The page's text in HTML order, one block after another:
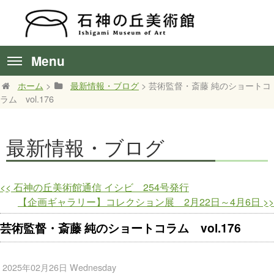
Menu
ホーム > 最新情報・ブログ > 芸術監督・斎藤 純のショートコ
ラム vol.176
最新情報・ブログ
<< 石神の丘美術館通信 イシビ 254号発行
【企画ギャラリー】コレクション展 2月22日～4月6日 >>
芸術監督・斎藤 純のショートコラム vol.176
2025年02月26日 Wednesday